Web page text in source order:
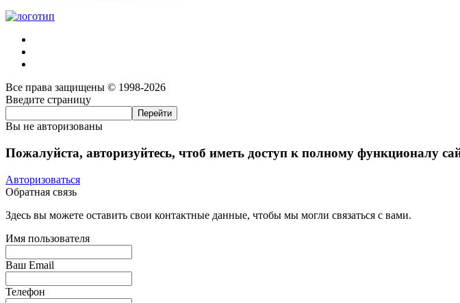
Все права защищены © 1998-2026
Введите страницу
Вы не авторизованы
Пожалуйста, авторизуйтесь, чтоб иметь доступ к полному функционалу
Авторизоваться
Обратная связь
Здесь вы можете оставить свои контактные данные, чтобы мы могли связаться с вами.
Имя пользователя
Ваш Email
Телефон